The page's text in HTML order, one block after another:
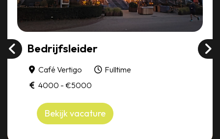
Bedrijfsleider
Café Vertigo
Fulltime
4000 - €5000
Bekijk vacature